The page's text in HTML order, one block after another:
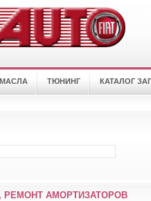
МАСЛА ТЮНИНГ КАТАЛОГ
АМОРТИЗАТОРОВ